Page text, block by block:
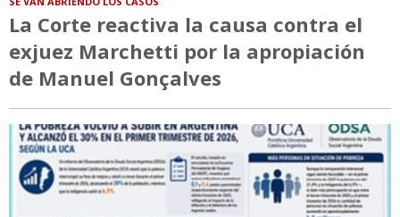
La Corte reactiva la causa contra el
exjuez Marchetti por la apropiación
de Manuel Gonçalves